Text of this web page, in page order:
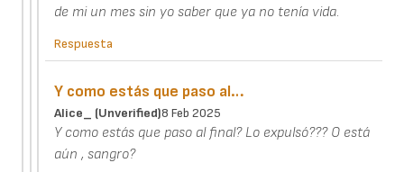
de mi un mes sin yo saber que ya no tenía vida.
Respuesta
Y como estás que paso al…
Alice_ (unverified)8 Feb 2025
Y como estás que paso al final? Lo expulsó??? O está
aún , sangro?